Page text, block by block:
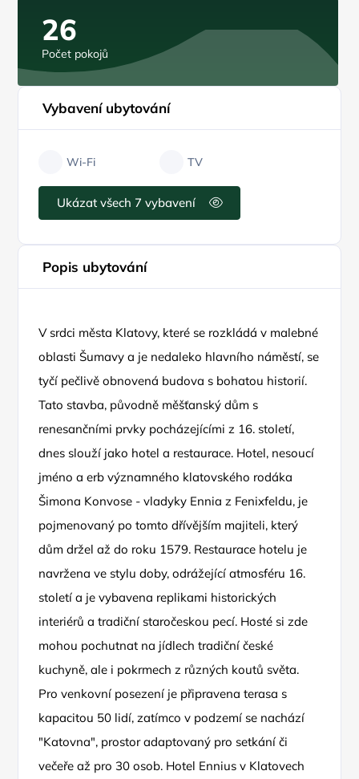
26
Počet pokojů
Vybavení ubytování
Wi-Fi TV
Ukázat všech 7 vybavení
Popis ubytování
V srdci města Klatovy, které se rozkládá v malebné
oblasti Šumavy a je nedaleko hlavního náměstí, se
tyčí pečlivě obnovená budova s bohatou historií.
Tato stavba, původně měšťanský dům s
renesančními prvky pocházejícími z 16. století,
dnes slouží jako hotel a restaurace. Hotel, nesoucí
jméno a erb významného klatovského rodáka
Šimona Konvose - vladyky Ennia z Fenixfeldu, je
pojmenovaný po tomto dřívějším majiteli, který
dům držel až do roku 1579. Restaurace hotelu je
navržena ve stylu doby, odrážející atmosféru 16.
století a je vybavena replikami historických
interiérů a tradiční staročeskou pecí. Hosté si zde
mohou pochutnat na jídlech tradiční české
kuchyně, ale i pokrmech z různých koutů světa.
Pro venkovní posezení je připravena terasa s
kapacitou 50 lidí, zatímco v podzemí se nachází
"Katovna", prostor adaptovaný pro setkání či
večeře až pro 30 osob. Hotel Ennius v Klatovech